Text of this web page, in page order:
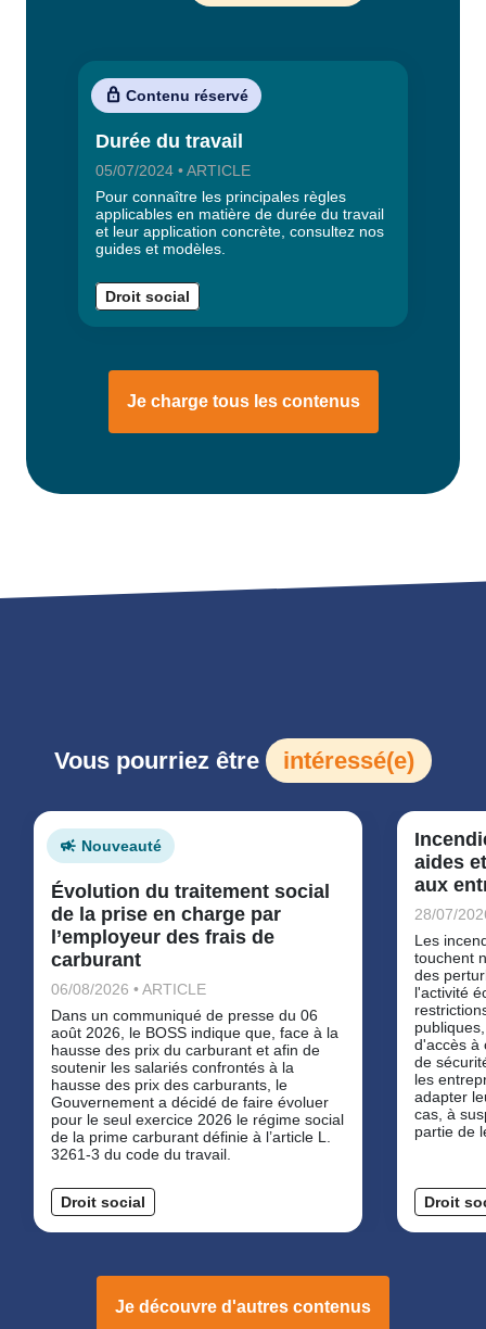
Contenu réservé
Durée du travail
05/07/2024 • ARTICLE
Pour connaître les principales règles
applicables en matière de durée du travail
et leur application concrète, consultez nos
guides et modèles.
Droit social
Je charge tous les contenus
Vous pourriez être intéressé(e)
Nouveauté
Évolution du traitement social
de la prise en charge par
l’employeur des frais de
carburant
06/08/2026 • ARTICLE
Dans un communiqué de presse du 06
août 2026, le BOSS indique que, face à la
hausse des prix du carburant et afin de
soutenir les salariés confrontés à la
hausse des prix des carburants, le
Gouvernement a décidé de faire évoluer
pour le seul exercice 2026 le régime social
de la prime carburant définie à l’article L.
3261-3 du code du travail.
Droit social
aides
aux
28/07/
Les
touchent
des
l'activité
d'accès à
de
les
adapter
cas, à
partie de
Droit
Je découvre d'autres contenus